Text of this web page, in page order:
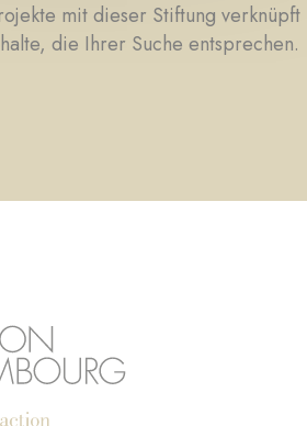
mit dieser Stiftung verknüpft
die Ihrer Suche entsprechen.